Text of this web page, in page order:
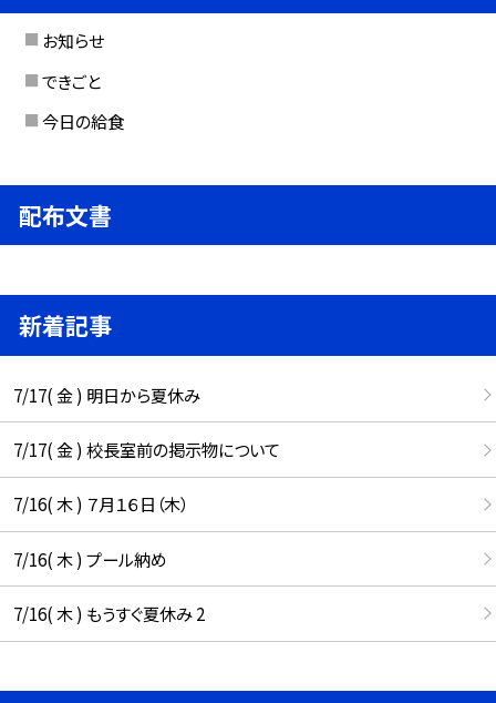
お知らせ
できごと
今日の給食
配布文書
新着記事
7/17( 金 ) 明日から夏休み
7/17( 金 ) 校長室前の掲示物について
7/16( 木 ) ７月１６日（木）
7/16( 木 ) プール納め
7/16( 木 ) もうすぐ夏休み 2